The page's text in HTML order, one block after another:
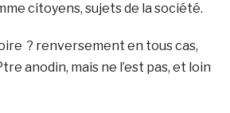
citoyens, sujets de la société.
? renversement en tous cas,
anodin, mais ne l’est pas, et loin